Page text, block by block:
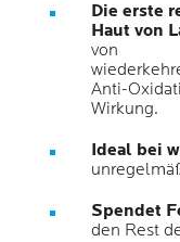
Die erste
Haut von
von
Anti-
Wirkung.
Ideal bei
Spendet
den Rest